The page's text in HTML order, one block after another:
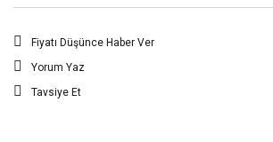
Fiyatı Düşünce Haber Ver
Yorum Yaz
Tavsiye Et